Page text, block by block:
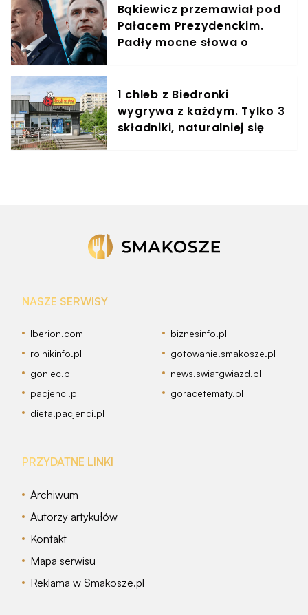
Bąkiewicz przemawiał pod
Pałacem Prezydenckim.
Padły mocne słowa o
1 chleb z Biedronki
wygrywa z każdym. Tylko 3
składniki, naturalniej się
NASZE SERWISY
Iberion.com
biznesinfo.pl
rolnikinfo.pl
gotowanie.smakosze.pl
goniec.pl
news.swiatgwiazd.pl
pacjenci.pl
goracetematy.pl
dieta.pacjenci.pl
PRZYDATNE LINKI
Archiwum
Autorzy artykułów
Kontakt
Mapa serwisu
Reklama w Smakosze.pl